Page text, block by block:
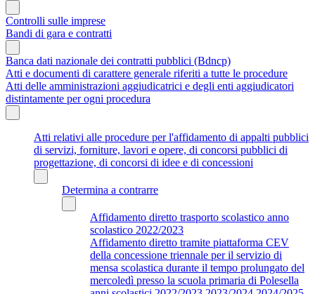
Controlli sulle imprese
Bandi di gara e contratti
Banca dati nazionale dei contratti pubblici (Bdncp)
Atti e documenti di carattere generale riferiti a tutte le procedure
Atti delle amministrazioni aggiudicatrici e degli enti aggiudicatori
distintamente per ogni procedura
Atti relativi alle procedure per l'affidamento di appalti pubblici
di servizi, forniture, lavori e opere, di concorsi pubblici di
progettazione, di concorsi di idee e di concessioni
Determina a contrarre
Affidamento diretto trasporto scolastico anno
scolastico 2022/2023
Affidamento diretto tramite piattaforma CEV
della concessione triennale per il servizio di
mensa scolastica durante il tempo prolungato del
mercoledì presso la scuola primaria di Polesella